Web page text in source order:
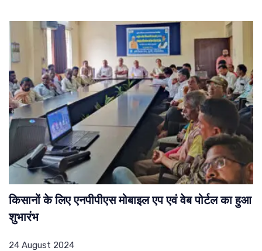
किसानों के लिए एनपीपीएस मोबाइल एप एवं वेब पोर्टल का हुआ
शुभारंभ
24 August 2024